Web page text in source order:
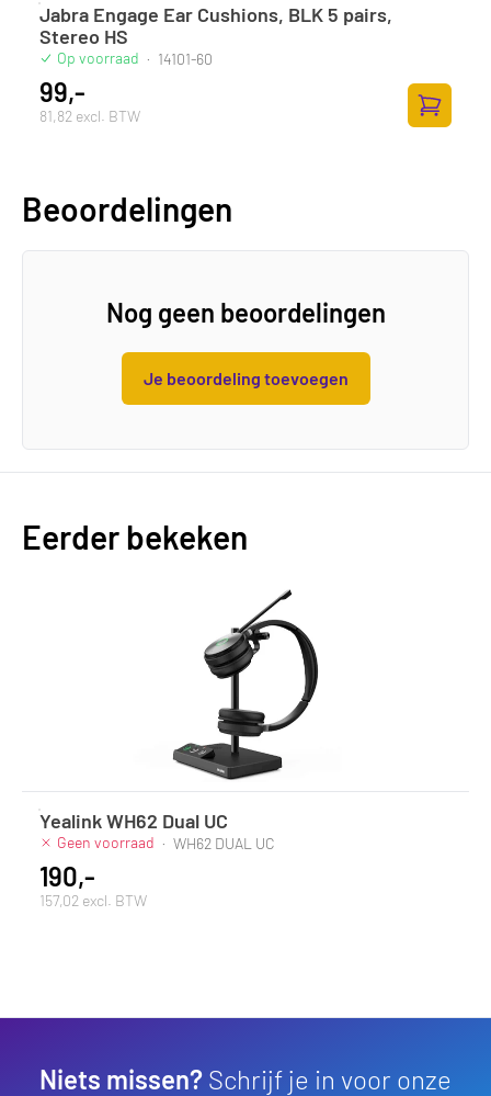
Jabra Engage Ear Cushions, BLK 5 pairs,
Stereo HS
Op voorraad · 14101-60
99,-
81,82 excl. BTW
Beoordelingen
Nog geen beoordelingen
Je beoordeling toevoegen
Eerder bekeken
Yealink WH62 Dual UC
Geen voorraad · WH62 DUAL UC
190,-
157,02 excl. BTW
Niets missen? Schrijf je in voor onze